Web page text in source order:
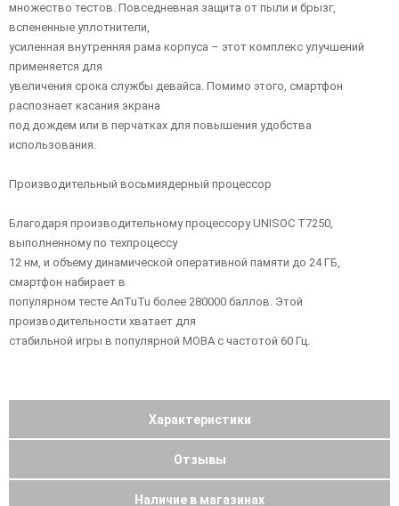
множество тестов. Повседневная защита от пыли и брызг,
вспененные уплотнители,
усиленная внутренняя рама корпуса – этот комплекс улучшений
применяется для
увеличения срока службы девайса. Помимо этого, смартфон
распознает касания экрана
под дождем или в перчатках для повышения удобства
использования.
Производительный восьмиядерный процессор
Благодаря производительному процессору UNISOC T7250,
выполненному по техпроцессу
12 нм, и объему динамической оперативной памяти до 24 ГБ,
смартфон набирает в
популярном тесте AnTuTu более 280000 баллов. Этой
производительности хватает для
стабильной игры в популярной MOBA с частотой 60 Гц.
Характеристики
Отзывы
Наличие в магазинах